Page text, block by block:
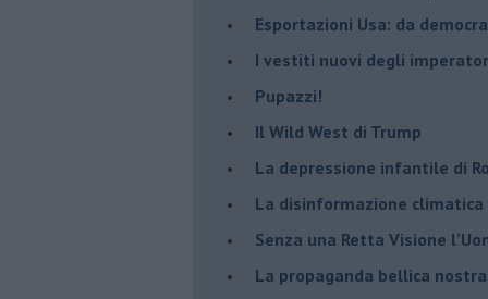
Esportazioni Usa: da
​I vestiti nuovi degli
​Pupazzi!
​Il Wild West di Trump
​La depressione infantile di
​La disinformazione
Senza una Retta Visione
​La propaganda bellica